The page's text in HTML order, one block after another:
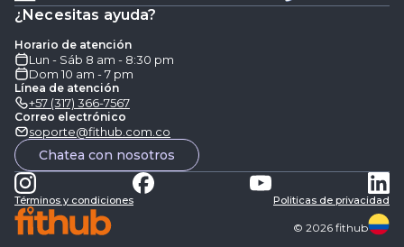
¿Necesitas ayuda?
Horario de atención
Lun - Sáb 8 am - 8:30 pm
Dom 10 am - 7 pm
Línea de atención
+57 (317) 366-7567
Correo electrónico
soporte@fithub.com.co
Chatea con nosotros
Términos y condiciones Politicas de privacidad
© 2026 fithub